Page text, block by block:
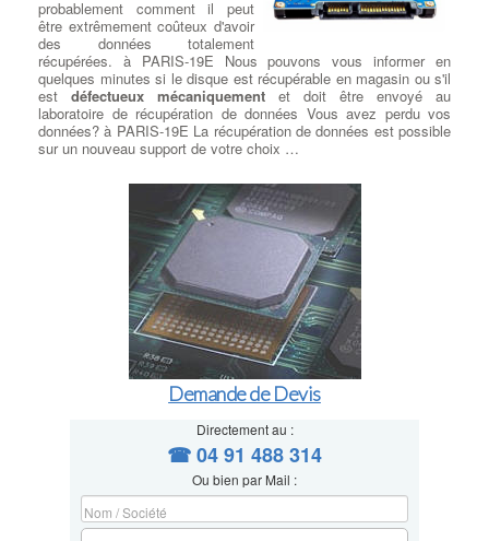
probablement comment il peut
être extrêmement coûteux d'avoir
des données totalement
récupérées. à PARIS-19E Nous pouvons vous informer en
quelques minutes si le disque est récupérable en magasin ou s'il
est défectueux mécaniquement et doit être envoyé au
laboratoire de récupération de données Vous avez perdu vos
données? à PARIS-19E La récupération de données est possible
sur un nouveau support de votre choix …
Demande de Devis
Directement au :
☎ 04 91 488 314
Ou bien par Mail :